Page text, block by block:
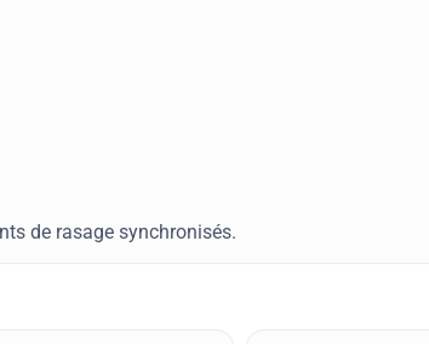
de rasage synchronisés.